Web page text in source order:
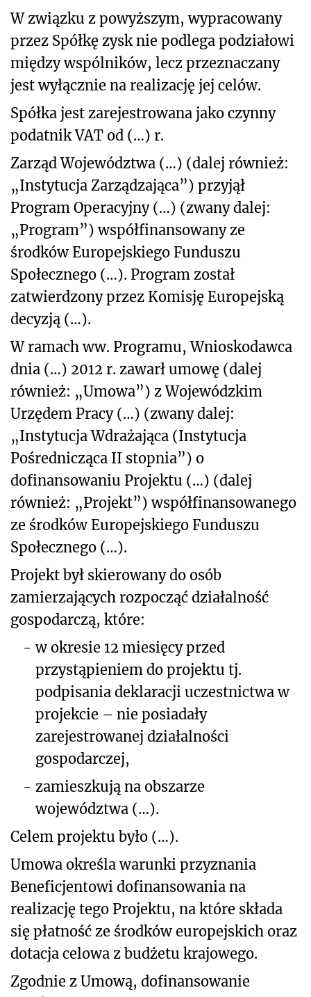
W związku z powyższym, wypracowany
przez Spółkę zysk nie podlega podziałowi
między wspólników, lecz przeznaczany
jest wyłącznie na realizację jej celów.
Spółka jest zarejestrowana jako czynny
podatnik VAT od (…) r.
Zarząd Województwa (…) (dalej również:
„Instytucja Zarządzająca”) przyjął
Program Operacyjny (…) (zwany dalej:
„Program”) współfinansowany ze
środków Europejskiego Funduszu
Społecznego (…). Program został
zatwierdzony przez Komisję Europejską
decyzją (…).
W ramach ww. Programu, Wnioskodawca
dnia (…) 2012 r. zawarł umowę (dalej
również: „Umowa”) z Wojewódzkim
Urzędem Pracy (…) (zwany dalej:
„Instytucja Wdrażająca (Instytucja
Pośrednicząca II stopnia”) o
dofinansowaniu Projektu (…) (dalej
również: „Projekt”) współfinansowanego
ze środków Europejskiego Funduszu
Społecznego (…).
Projekt był skierowany do osób
zamierzających rozpocząć działalność
gospodarczą, które:
- w okresie 12 miesięcy przed
przystąpieniem do projektu tj.
podpisania deklaracji uczestnictwa w
projekcie – nie posiadały
zarejestrowanej działalności
gospodarczej,
- zamieszkują na obszarze
województwa (…).
Celem projektu było (…).
Umowa określa warunki przyznania
Beneficjentowi dofinansowania na
realizację tego Projektu, na które składa
się płatność ze środków europejskich oraz
dotacja celowa z budżetu krajowego.
Zgodnie z Umową, dofinansowanie